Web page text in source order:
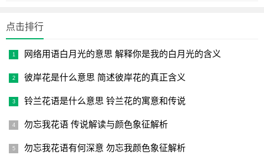
对家居环境以及家人健康的影响，曼陀罗毕竟是剧毒之物，
可致癌致幻。所以，曼陀罗并不适合用于家居装饰中，不过
香，以免中毒。
点击排行
网络用语白月光的意思 解释你是我的白月光的含义
彼岸花是什么意思 简述彼岸花的真正含义
铃兰花语是什么意思 铃兰花的寓意和传说
勿忘我花语 传说解读与颜色象征解析
勿忘我花语有何深意 勿忘我颜色象征解析